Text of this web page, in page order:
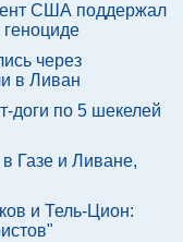
США поддержал
через
в Ливан
доги по 5 шекелей
Газе и Ливане,
и Тель-Цион: